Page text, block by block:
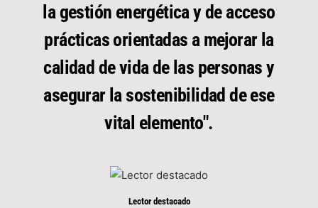
la gestión energética y de acceso
prácticas orientadas a mejorar la
calidad de vida de las personas y
asegurar la sostenibilidad de ese
vital elemento".
Lector destacado